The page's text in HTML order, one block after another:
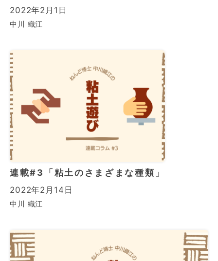
2022年2月1日
中川 織江
連載#3「粘土のさまざまな種類」
2022年2月14日
中川 織江